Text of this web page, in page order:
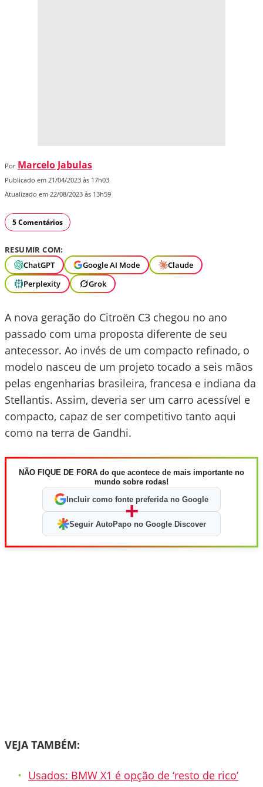
Por Marcelo Jabulas
Publicado em 21/04/2023 às 17h03
Atualizado em 22/08/2023 às 13h59
5 Comentários
RESUMIR COM:
ChatGPT
Google AI Mode
Claude
Perplexity
Grok
A nova geração do Citroën C3 chegou no ano
passado com uma proposta diferente de seu
antecessor. Ao invés de um compacto refinado, o
modelo nasceu de um projeto tocado a seis mãos
pelas engenharias brasileira, francesa e indiana da
Stellantis. Assim, deveria ser um carro acessível e
compacto, capaz de ser competitivo tanto aqui
como na terra de Gandhi.
NÃO FIQUE DE FORA do que acontece de mais importante no
mundo sobre rodas!
Incluir como fonte preferida no Google
+
Seguir AutoPapo no Google Discover
VEJA TAMBÉM:
Usados: BMW X1 é opção de ‘resto de rico’